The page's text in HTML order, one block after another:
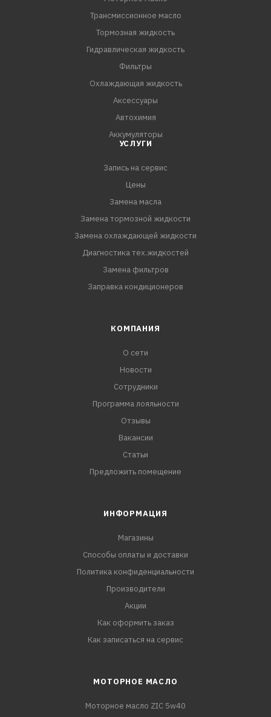
Трансмиссионное масло
Тормозная жидкость
Гидравлическая жидкость
Фильтры
Охлаждающая жидкость
Аксессуары
Автохимия
Аккумуляторы
УСЛУГИ
Запись на сервис
Цены
Замена масла
Замена тормозной жидкости
Замена охлаждающей жидкости
Диагностика тех.жидкостей
Замена фильтров
Заправка кондиционеров
КОМПАНИЯ
О сети
Новости
Сотрудники
Программа лояльности
Отзывы
Вакансии
Статьи
Предложить помещение
ИНФОРМАЦИЯ
Магазины
Способы оплаты и доставки
Политика конфиденциальности
Производители
Акции
Как оформить заказ
Как записаться на сервис
МОТОРНОЕ МАСЛО
Моторное масло ZIC 5w40